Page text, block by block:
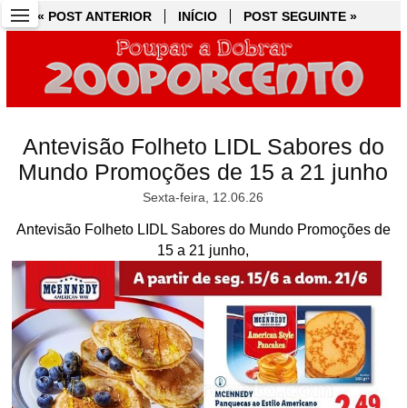
« POST ANTERIOR INÍCIO POST SEGUINTE »
Antevisão Folheto LIDL Sabores do
Mundo Promoções de 15 a 21 junho
Sexta-feira, 12.06.26
Antevisão Folheto LIDL Sabores do Mundo Promoções de
15 a 21 junho,
« POST ANTERIOR INÍCIO POST SEGUINTE »